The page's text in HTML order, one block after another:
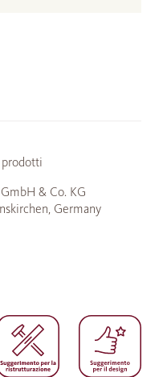
prodotti
& Co. KG
Germany